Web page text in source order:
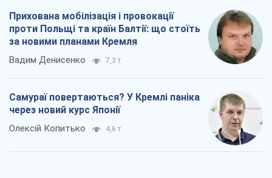
Прихована мобілізація і провокації
проти Польщі та країн Балтії: що стоїть
за новими планами Кремля
Вадим Денисенко 7,3 т.
Самураї повертаються? У Кремлі паніка
через новий курс Японії
Олексій Копитько 4,6 т.